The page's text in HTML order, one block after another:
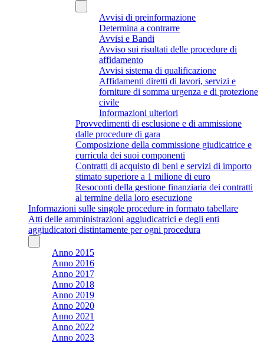
Avvisi di preinformazione
Determina a contrarre
Avvisi e Bandi
Avviso sui risultati delle procedure di
affidamento
Avvisi sistema di qualificazione
Affidamenti diretti di lavori, servizi e
forniture di somma urgenza e di protezione
civile
Informazioni ulteriori
Provvedimenti di esclusione e di ammissione
dalle procedure di gara
Composizione della commissione giudicatrice e
curricula dei suoi componenti
Contratti di acquisto di beni e servizi di importo
stimato superiore a 1 milione di euro
Resoconti della gestione finanziaria dei contratti
al termine della loro esecuzione
Informazioni sulle singole procedure in formato tabellare
Atti delle amministrazioni aggiudicatrici e degli enti
aggiudicatori distintamente per ogni procedura
Anno 2015
Anno 2016
Anno 2017
Anno 2018
Anno 2019
Anno 2020
Anno 2021
Anno 2022
Anno 2023